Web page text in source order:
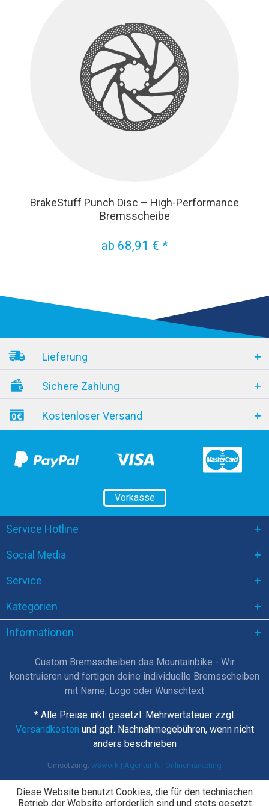
BrakeStuff Punch Disc – High-Performance
Bremsscheibe
ab 68,91 € *
Lieferung
Sichere Zahlung
Kostenloser Versand
Vorkasse
Service Hotline
Social Media
Service
Kategorien
Informationen
Custom Bremsscheiben das Mountainbike - Wir
konstruieren und fertigen deine individuelle Bremsscheiben
mit Name, Logo oder Wunschtext
* Alle Preise inkl. gesetzl. Mehrwertsteuer zzgl.
Versandkosten und ggf. Nachnahmegebühren, wenn nicht
anders beschrieben
Umsetzung: w3work | Agentur für Onlinemarketing
Diese Website benutzt Cookies, die für den technischen
Betrieb der Website erforderlich sind und stets gesetzt